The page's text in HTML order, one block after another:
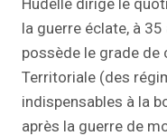
Hudelle dirige le
la guerre éclate, à
possède le grade de
Territoriale (des
indispensables à la
après la guerre de